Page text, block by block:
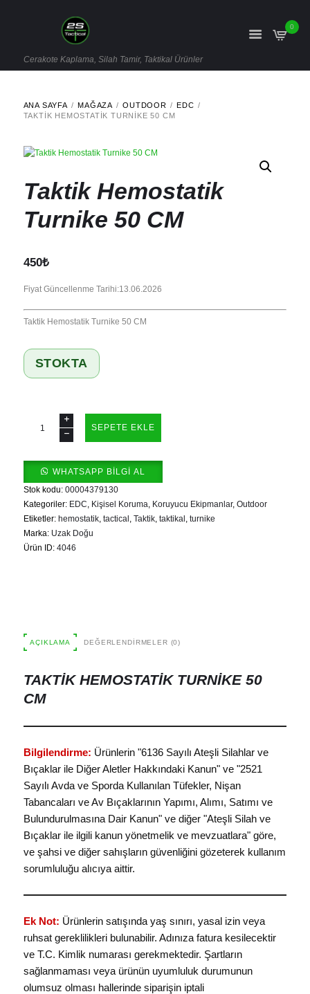
Cerakote Kaplama, Silah Tamir, Taktikal Ürünler
0
ANA SAYFA MAĞAZA OUTDOOR
EDC
TAKTIK HEMOSTATIK TURNIKE 50 CM
Taktik Hemostatik
Turnike 50 CM
450₺
Fiyat Güncellenme Tarihi:13.06.2026
Taktik Hemostatik Turnike 50 CM
STOKTA
Hemostatik
50
adet
SEPETE EKLE
WHATSAPP BILGI AL
Stok kodu: 00004379130
Kategoriler: EDC, Kişisel Koruma, Koruyucu Ekipmanlar, Outdoor
Etiketler: hemostatik, tactical , Taktik, taktikal , turnike
Marka: Uzak Doğu
Ürün ID: 4046
AÇIKLAMA DEĞERLENDIRMELER (0)
TAKTIK HEMOSTATIK TURNIKE 50
CM
Bilgilendirme: Ürünlerin "6136 Sayılı Ateşli Silahlar ve
Bıçaklar ile Diğer Aletler Hakkındaki Kanun" ve "2521
Sayılı Avda ve Sporda Kullanılan Tüfekler, Nişan
Tabancaları ve Av Bıçaklarının Yapımı, Alımı, Satımı ve
Bulundurulmasına Dair Kanun" ve diğer "Ateşli Silah ve
Bıçaklar ile ilgili kanun yönetmelik ve mevzuatlara" göre,
ve şahsi ve diğer sahışların güvenliğini gözeterek kullanım
sorumluluğu alıcıya aittir.
Ek Not: Ürünlerin satışında yaş sınırı, yasal izin veya
ruhsat gereklilikleri bulunabilir. Adınıza fatura kesilecektir
ve T.C. Kimlik numarası gerekmektedir. Şartların
sağlanmaması veya ürünün uyumluluk durumunun
olumsuz olması hallerinde siparişin iptali